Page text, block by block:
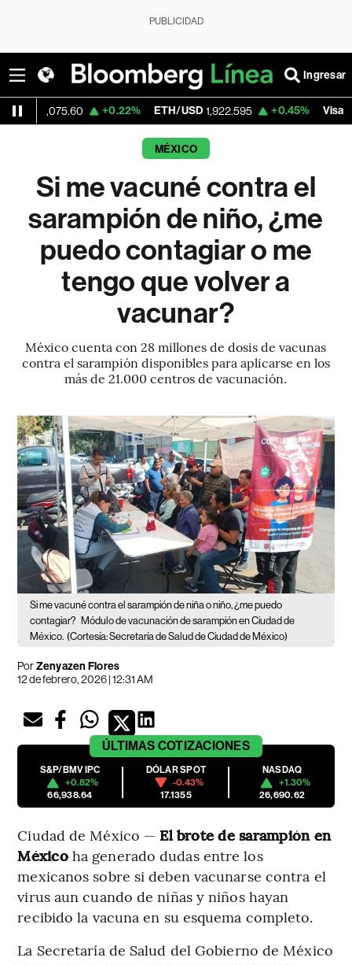
PUBLICIDAD
Ingresar
+0.22% ETH/USD 1,922.595 +0.45% Visa 362.50
MÉXICO
Si me vacuné contra el
sarampión de niño, ¿me
puedo contagiar o me
tengo que volver a
vacunar?
México cuenta con 28 millones de dosis de vacunas
contra el sarampión disponibles para aplicarse en los
más de 21.000 centros de vacunación.
Si me vacuné contra el sarampión de niña o niño, ¿me puedo
contagiar? Módulo de vacunación de sarampión en Ciudad de
México. (Cortesía: Secretaría de Salud de Ciudad de México)
PorZenyazen Flores
12 de febrero, 2026 | 12:31 AM
ÚLTIMAS COTIZACIONES
S&P/BMV IPC
+0.82%
66,938.64
DÓLAR SPOT
-0.43%
17.1355
NASDAQ
+1.30%
26,690.62
Ciudad de México — El brote de sarampión en
Méxicoha generado dudas entre los
mexicanos sobre si deben vacunarse contra el
virus aun cuando de niñas y niños hayan
recibido la vacuna en su esquema completo.
La Secretaría de Salud del Gobierno de México